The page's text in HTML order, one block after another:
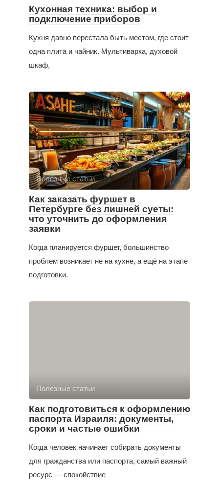
Кухонная техника: выбор и
подключение приборов
Кухня давно перестала быть местом, где стоит
одна плита и чайник. Мультиварка, духовой
шкаф,
Полезные статьи
Как заказать фуршет в
Петербурге без лишней суеты:
что уточнить до оформления
заявки
Когда планируется фуршет, большинство
проблем возникает не на кухне, а ещё на этапе
подготовки.
Полезные статьи
Как подготовиться к оформлению
паспорта Израиля: документы,
сроки и частые ошибки
Когда человек начинает собирать документы
для гражданства или паспорта, самый важный
ресурс — спокойствие